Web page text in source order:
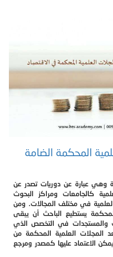
المحكمة الضامة
وهي عبارة عن دوريات تصدر عن
كالجامعات ومراكز البحوث
في مختلف المجالات. ومن
يستطيع الباحث أن يبقى
والمستجدات في التخصص الذي
المجلات العلمية المحكمة من
الاعتماد عليها كمصدر ومرجع